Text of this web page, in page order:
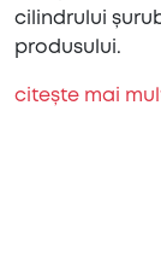
cilindrului
produsului.
citește mai